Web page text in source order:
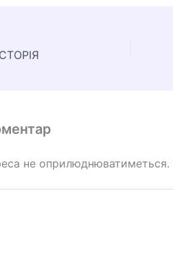
не оприлюднюватиметься.